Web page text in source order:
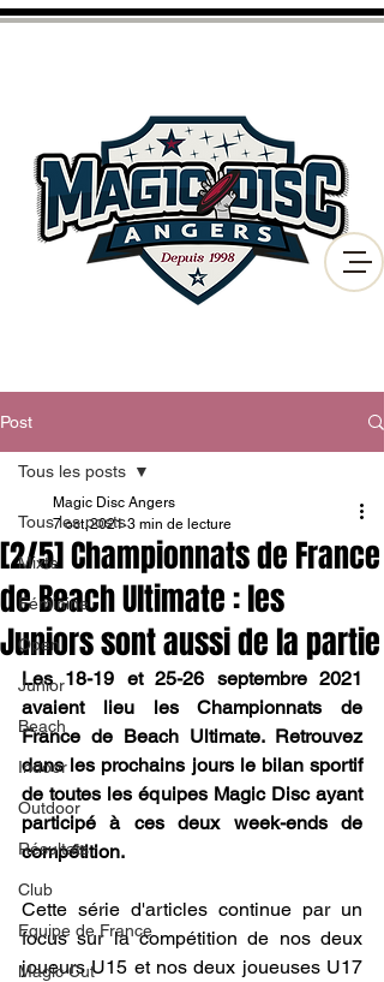
Post
Tous les posts
Mixte
Féminine
Open
Junior
Beach
Indoor
Outdoor
Résultats
Club
Equipe de France
Magic Cut
Tous les posts
[2/5] Championnats de France
de Beach Ultimate : les
Juniors sont aussi de la partie
Magic Disc Angers
7 oct. 2021 3 min de lecture
Les 18-19 et 25-26 septembre 2021
avaient lieu les Championnats de
France de Beach Ultimate. Retrouvez
dans les prochains jours le bilan sportif
de toutes les équipes Magic Disc ayant
participé à ces deux week-ends de
compétition.
Cette série d'articles continue par un
focus sur la compétition de nos deux
joueurs U15 et nos deux joueuses U17